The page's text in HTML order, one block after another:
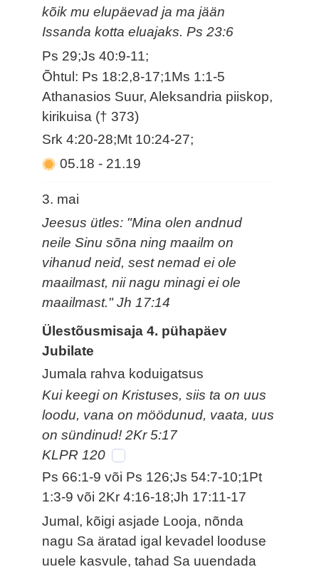
kõik mu elupäevad ja ma jään
Issanda kotta eluajaks. Ps 23:6
Ps 29;Js 40:9-11;
Õhtul: Ps 18:2,8-17;1Ms 1:1-5
Athanasios Suur, Aleksandria piiskop,
kirikuisa († 373)
Srk 4:20-28;Mt 10:24-27;
05.18- 21.19
3. mai
Jeesus ütles: "Mina olen andnud
neile Sinu sõna ning maailm on
vihanud neid, sest nemad ei ole
maailmast, nii nagu minagi ei ole
maailmast." Jh 17:14
Ülestõusmisaja 4. pühapäev
Jubilate
Jumala rahva koduigatsus
Kui keegi on Kristuses, siis ta on uus
loodu, vana on möödunud, vaata, uus
on sündinud! 2Kr 5:17
KLPR 120
Ps 66:1-9 või Ps 126;Js 54:7-10;1Pt
1:3-9 või 2Kr 4:16-18;Jh 17:11-17
Jumal, kõigi asjade Looja, nõnda
nagu Sa äratad igal kevadel looduse
uuele kasvule, tahad Sa uuendada